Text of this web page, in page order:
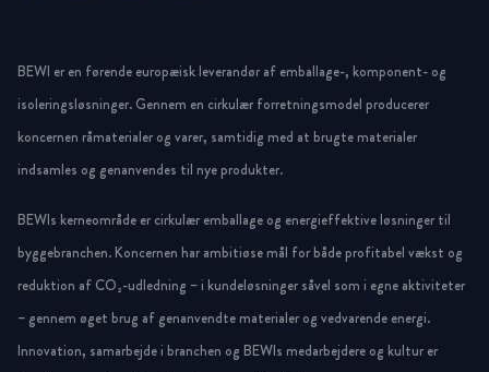
BEWI er en førende europæisk leverandør af emballage-, komponent- og
isoleringsløsninger. Gennem en cirkulær forretningsmodel producerer
koncernen råmaterialer og varer, samtidig med at brugte materialer
indsamles og genanvendes til nye produkter.
BEWIs kerneområde er cirkulær emballage og energieffektive løsninger til
byggebranchen. Koncernen har ambitiøse mål for både profitabel vækst og
reduktion af CO₂-udledning – i kundeløsninger såvel som i egne aktiviteter
– gennem øget brug af genanvendte materialer og vedvarende energi.
Innovation, samarbejde i branchen og BEWIs medarbejdere og kultur er